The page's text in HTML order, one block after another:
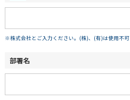
※株式会社とご入力ください。(株)、(有)は使用不可
部署名